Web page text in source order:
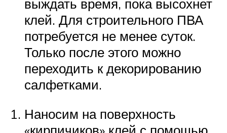
выждать время, пока высохнет
клей. Для строительного ПВА
потребуется не менее суток.
Только после этого можно
переходить к декорированию
салфетками.
Наносим на поверхность